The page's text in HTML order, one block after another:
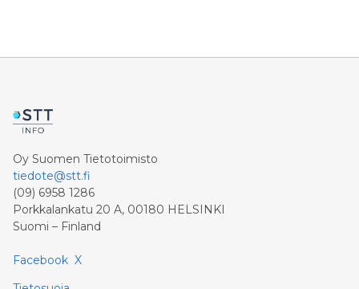
Oy Suomen Tietotoimisto
tiedote@stt.fi
(09) 6958 1286
Porkkalankatu 20 A, 00180 HELSINKI
Suomi – Finland
Facebook X